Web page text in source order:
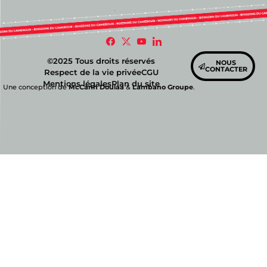
©2025 Tous droits réservés
Respect de la vie privéeCGU
Mentions légalesPlan du site
NOUS
CONTACTER
Une conception deMcCann Doulaa&Lambano Groupe.